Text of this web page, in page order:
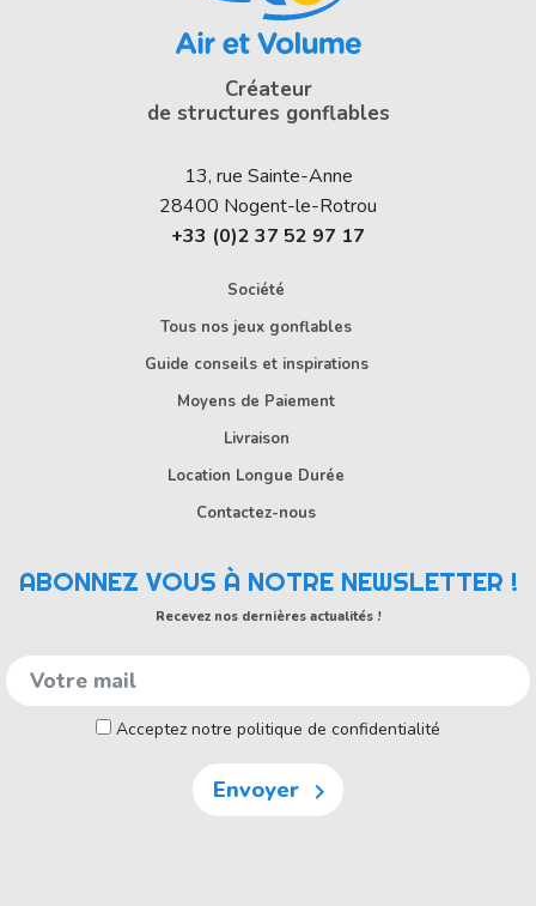
Créateur
de structures gonflables
13, rue Sainte-Anne
28400 Nogent-le-Rotrou
+33 (0)2 37 52 97 17
Société
Tous nos jeux gonflables
Guide conseils et inspirations
Moyens de Paiement
Livraison
Location Longue Durée
Contactez-nous
ABONNEZ VOUS À NOTRE NEWSLETTER !
Recevez nos dernières actualités !
Acceptez notre politique de confidentialité
Envoyer 